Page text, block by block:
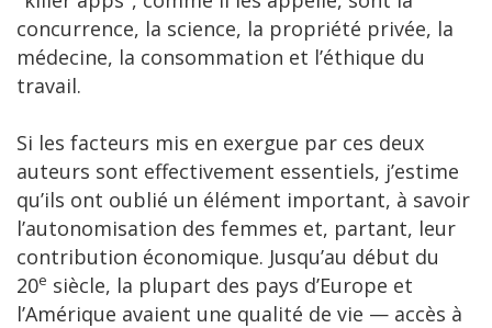
concurrence, la science, la propriété privée, la
médecine, la consommation et l’éthique du
travail.
Si les facteurs mis en exergue par ces deux
auteurs sont effectivement essentiels, j’estime
qu’ils ont oublié un élément important, à savoir
l’autonomisation des femmes et, partant, leur
contribution économique. Jusqu’au début du
20e siècle, la plupart des pays d’Europe et
l’Amérique avaient une qualité de vie — accès à